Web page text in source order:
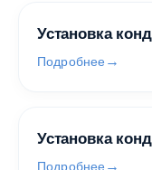
Установка
Подробнее
Установка
Подробнее